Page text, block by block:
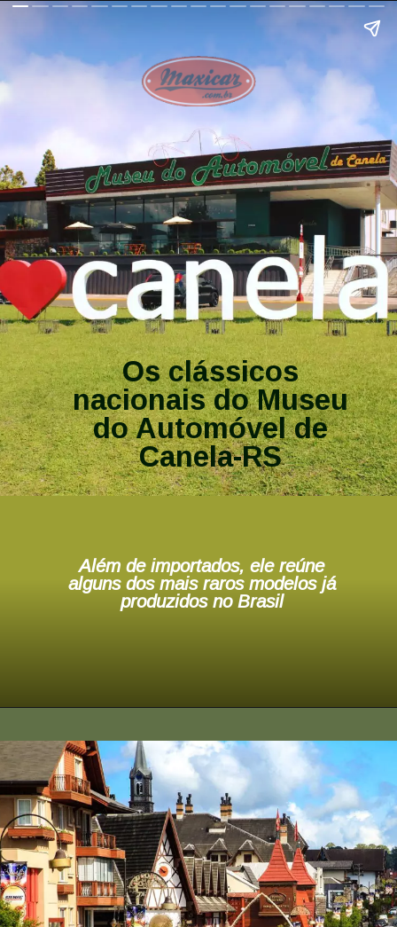
Os clássicos
nacionais do Museu
do Automóvel de
Canela-RS
Além de importados, ele reúne
alguns dos mais raros modelos já
produzidos no Brasil